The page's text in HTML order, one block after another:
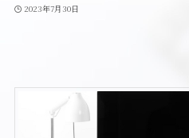
2023年7月30日